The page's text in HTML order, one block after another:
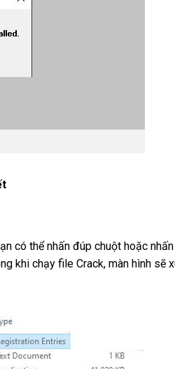
có thể nhấn đúp chuột hoặc nhấn
khi chạy file Crack, màn hình sẽ